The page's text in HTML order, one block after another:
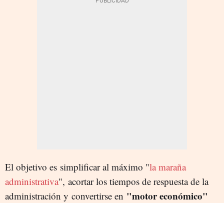
El objetivo es simplificar al máximo "la maraña
administrativa", acortar los tiempos de respuesta de la
administración y convertirse en "motor económico"